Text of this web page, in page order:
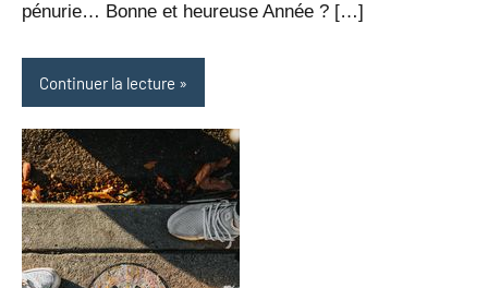
pénurie… Bonne et heureuse Année ? […]
Continuer la lecture